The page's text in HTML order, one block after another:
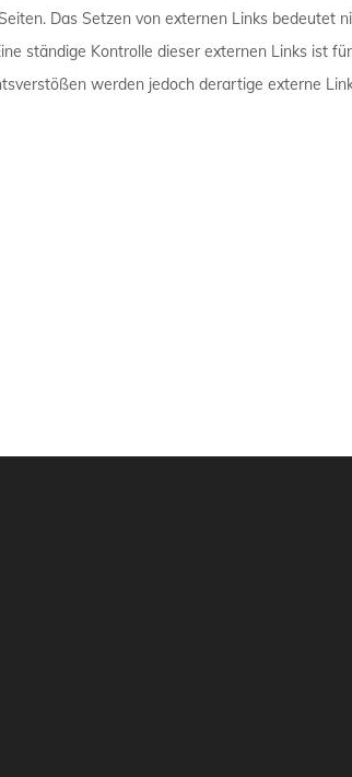
Das Setzen von externen Links bedeutet
ständige Kontrolle dieser externen Links ist
werden jedoch derartige externe